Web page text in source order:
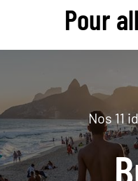
Pour
Nos 11